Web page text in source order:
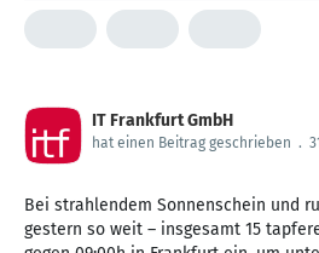
IT Frankfurt GmbH
hat einen Beitrag geschrieben .
Bei strahlendem Sonnenschein und
gestern so weit – insgesamt 15